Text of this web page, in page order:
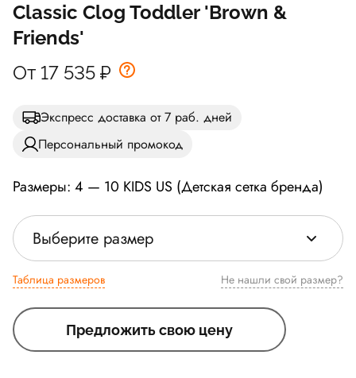
Classic Clog Toddler 'Brown &
Friends'
От 17 535 ₽
Экспресс доставка от 7 раб. дней
Персональный промокод
Размеры: 4 — 10 KIDS US (Детская сетка бренда)
Выберите размер
Таблица размеров Не нашли свой размер?
Предложить свою цену